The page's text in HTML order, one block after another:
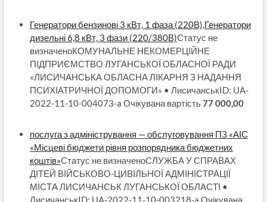
Генератори бензинові 3 кВт, 1 фаза (220В),Генератори
дизельні 6,8 кВт, 3 фази (220/380В)Статус не
визначеноКОМУНАЛЬНЕ НЕКОМЕРЦІЙНЕ
ПІДПРИЄМСТВО ЛУГАНСЬКОЇ ОБЛАСНОЇ РАДИ
«ЛИСИЧАНСЬКА ОБЛАСНА ЛІКАРНЯ З НАДАННЯ
ПСИХІАТРИЧНОЇ ДОПОМОГИ» • ЛисичанськID: UA-
2022-11-10-004073-a Очікувана вартість77 000,00
послуга з адміністрування — обслуговування ПЗ «АІС
«Місцеві бюджети рівня розпорядника бюджетних
коштів»Статус не визначеноСЛУЖБА У СПРАВАХ
ДІТЕЙ ВІЙСЬКОВО-ЦИВІЛЬНОЇ АДМІНІСТРАЦІЇ
МІСТА ЛИСИЧАНСЬК ЛУГАНСЬКОЇ ОБЛАСТІ •
ЛисичанськID: UA-2022-11-10-003218-a Очікувана